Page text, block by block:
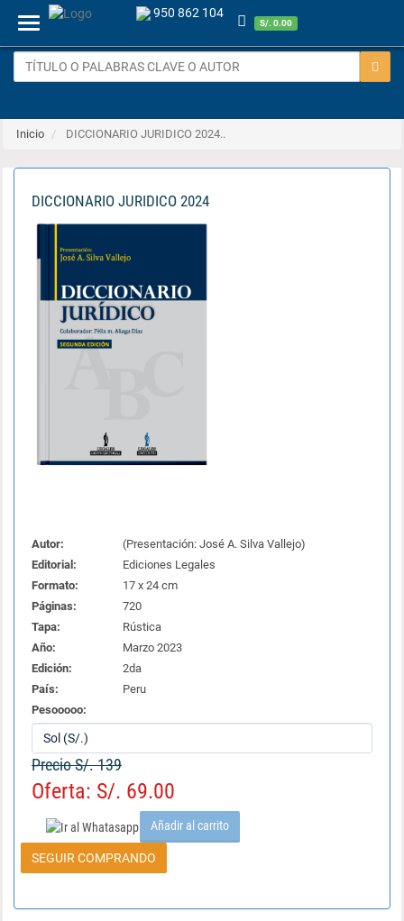
Menu
950 862 104
S/. 0.00
Inicio DICCIONARIO JURIDICO 2024..
DICCIONARIO JURIDICO 2024
Autor:
(Presentación: José A. Silva Vallejo)
Editorial:
Ediciones Legales
Formato:
17 x 24 cm
Páginas:
720
Tapa:
Rústica
Año:
Marzo 2023
Edición:
2da
País:
Peru
Pesooooo:
Precio S/. 139
Oferta: S/. 69.00
Añadir al carrito
SEGUIR COMPRANDO